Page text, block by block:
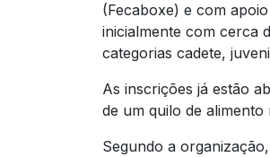
(Fecaboxe) e com
inicialmente com cerca
categorias cadete,
As inscrições já estão
de um quilo de alimento
Segundo a